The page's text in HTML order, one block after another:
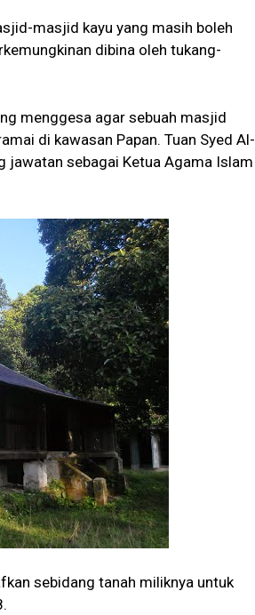
masjid kayu yang masih boleh
dibina oleh tukang-
menggesa agar sebuah masjid
di kawasan Papan. Tuan Syed Al-
jawatan sebagai Ketua Agama Islam
sebidang tanah miliknya untuk